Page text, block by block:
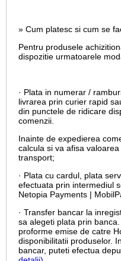
» Cum platesc si cum se
Pentru produsele
dispozitie urmatoarele
· Plata in numerar /
livrarea prin curier rapid
din punctele de ridicare
comenzii.
Inainte de expedierea
calcula si va afisa
transport;
· Plata cu cardul, plata
efectuata prin intermediul
Netopia Payments |
· Transfer bancar la
sa alegeti plata prin
proforme emise de catre
disponibilitatii produselor.
bancar, puteti efectua